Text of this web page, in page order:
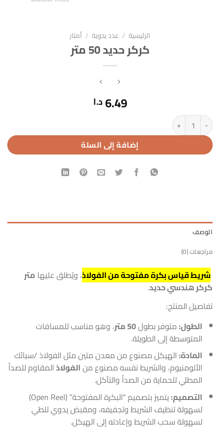
الرئيسية / عدد يدوية / أمتار
كركر حديد 50 متر
6.49د.ا
كمية كركر حديد 50 متر
إضافة إلى السلة
الوصف
مراجعات (0)
شريط قياس بكرة مفتوحة من الفولاذ، ويُطلق عليها متر
كركر هندسي حديد.
تفاصيل المنتج:
الطول: متوفر بطول50 متر
، وهو مناسب للمسافات
المتوسطة إلى الطويلة.
المادة: الهيكل مصنوع من معدن متين مثل الفولاذ /سبائك
الألومنيوم، والشريط نفسه مصنوع منالفولاذالمقاوم للصدأ
المطلي للحماية من الصدأ والتآكل.
التصميم:
يتميز بتصميم “البكرة المفتوحة” (Open Reel)
لسهولة تنظيف الشريط وتجفيفه، ومقبض يدوي للطي
لسهولة سحب الشريط وإعادته إلى الهيكل.